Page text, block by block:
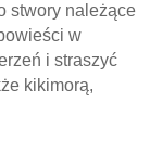
stwory należące
w
i straszyć
kikimorą,